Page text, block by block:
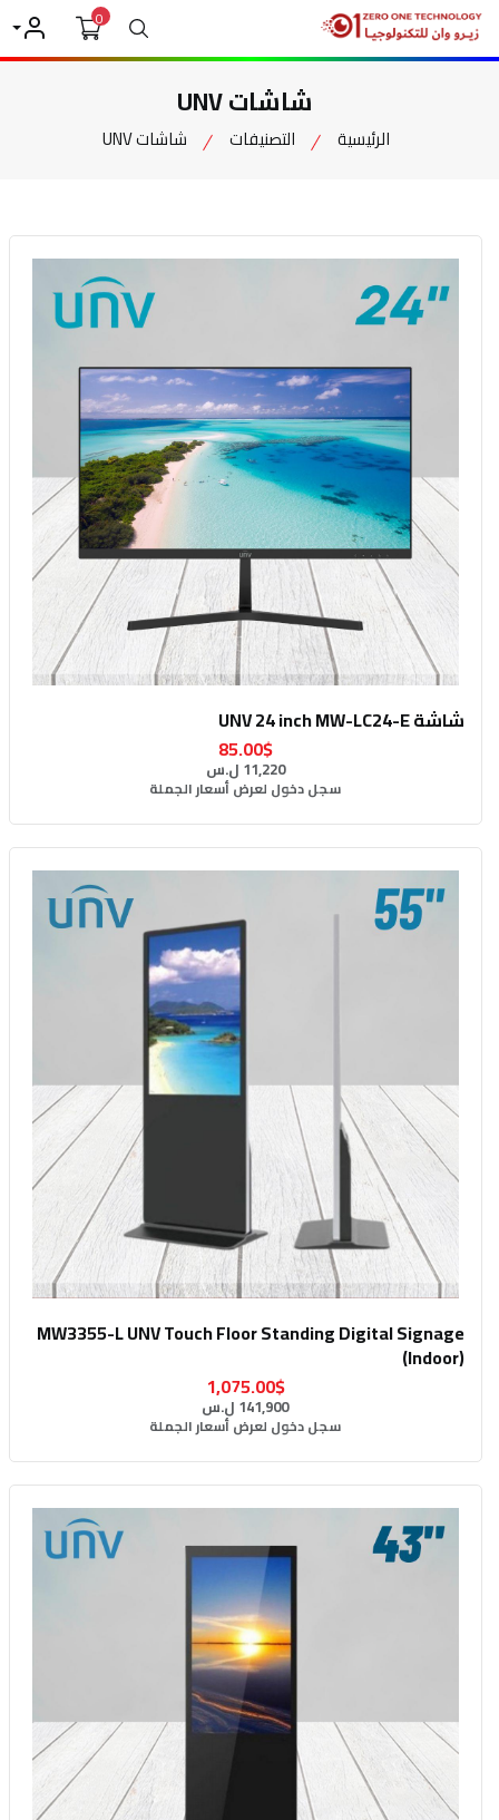
بحث0
حسابي
شاشات UNV
الرئيسية التصنيفات شاشات UNV
شاشة UNV 24 inch MW-LC24-E
85.00$
11,220 ل.س
سجل دخول لعرض أسعار الجملة
MW3355-L UNV Touch Floor Standing Digital Signage
(Indoor)
1,075.00$
141,900 ل.س
سجل دخول لعرض أسعار الجملة